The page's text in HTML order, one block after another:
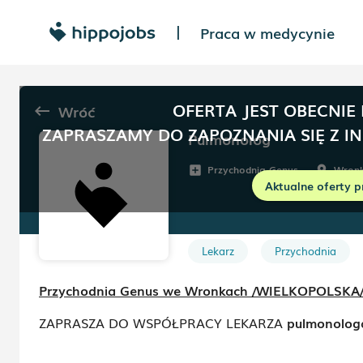
| Praca w medycynie
OFERTA JEST
ZAPRASZAMY DO ZAPOZNANIA SIĘ Z
Aktualne oferty
keyboard_backspace Wróć
Pulmonolog
add_box Przychodnia Genus room
Lekarz Przychodnia
Przychodnia Genus we Wronkach /WIELKOPOLSKA/
ZAPRASZA DO WSPÓŁPRACY LEKARZA